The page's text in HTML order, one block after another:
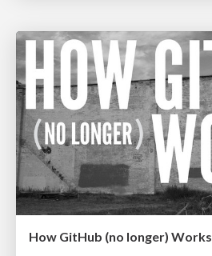
How GitHub (no longer) Works